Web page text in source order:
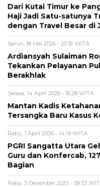
Dari Kutai Timur ke
Haji Jadi Satu-satunya
dengan Travel Besar di
Senin, 18 Mei 2026 - 20:16 WITA
Ardiansyah Sulaiman
Tekankan Pelayanan
Berakhlak
Selasa, 14 April 2026 - 16:28 WITA
Mantan Kadis
Tersangka Baru Kasus
Rabu, 1 April 2026 - 14:19 WITA
PGRI Sangatta Utara
Guru dan Konfercab,
Bagian
Rabu, 3 Desember 2025 - 09:33